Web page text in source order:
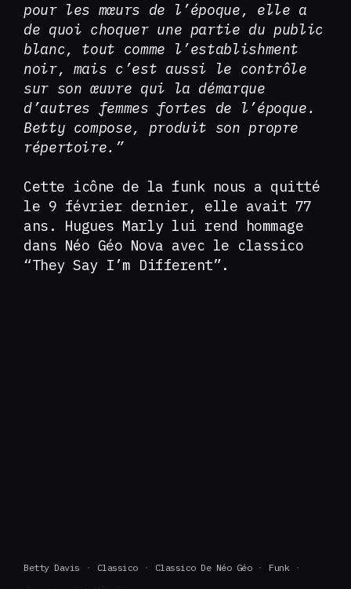
pour les mœurs de l’époque, elle a
de quoi choquer une partie du public
blanc, tout comme l’establishment
noir, mais c’est aussi le contrôle
sur son œuvre qui la démarque
d’autres femmes fortes de l’époque.
Betty compose, produit son propre
répertoire.”
Cette icône de la funk nous a quitté
le 9 février dernier, elle avait 77
ans. Hugues Marly lui rend hommage
dans Néo Géo Nova avec le classico
“They Say I’m Different”.
Betty Davis Classico Classico De Néo Géo Funk